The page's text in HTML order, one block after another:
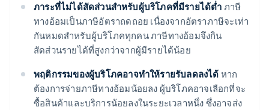
ภาระที่ไม่ได้สัดส่วนสำหรับผู้บริโภคที่มีรายได้ต่ำ ภาษี
ทางอ้อมเป็นภาษีอัตราถดถอย เนื่องจากอัตราภาษีจะเท่า
กันหมดสำหรับผู้บริโภคทุกคน ภาษีทางอ้อมจึงกิน
สัดส่วนรายได้ที่สูงกว่าจากผู้มีรายได้น้อย
พฤติกรรมของผู้บริโภคอาจทำให้รายรับลดลงได้ หาก
ต้องการจ่ายภาษีทางอ้อมน้อยลง ผู้บริโภคอาจเลือกที่จะ
ซื้อสินค้าและบริการน้อยลงในระยะเวลาหนึ่ง ซึ่งอาจส่ง